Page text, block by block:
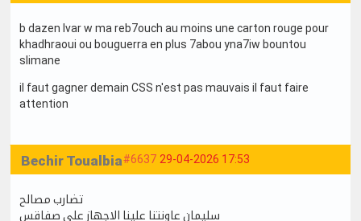
b dazen lvar w ma reb7ouch au moins une carton rouge pour
khadhraoui ou bouguerra en plus 7abou yna7iw bountou
slimane
il faut gagner demain CSS n'est pas mauvais il faut faire
attention
#6637 29-04-2026 17:53
Bechir Toualbia
تضارب مصالح
سليمان عاونتنا علينا الاجهاز علي صفاقس